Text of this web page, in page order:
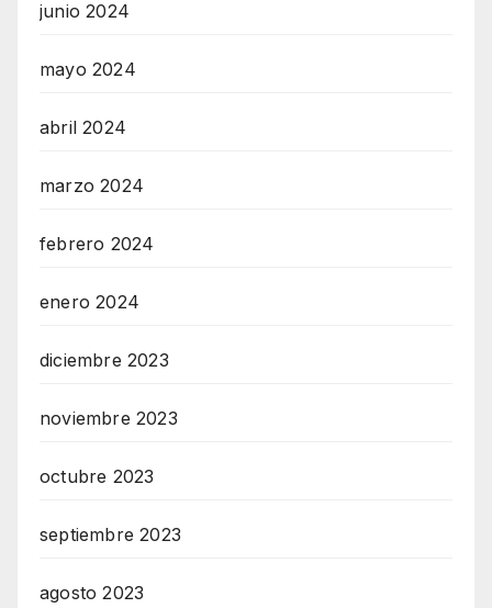
junio 2024
mayo 2024
abril 2024
marzo 2024
febrero 2024
enero 2024
diciembre 2023
noviembre 2023
octubre 2023
septiembre 2023
agosto 2023